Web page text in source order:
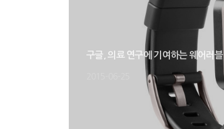
구글, 의료 연구에 기여하는 웨어러